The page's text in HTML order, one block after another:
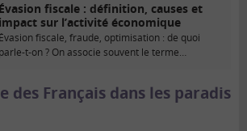
Évasion fiscale : définition, causes et
impact sur l’activité économique
Évasion fiscale, fraude, optimisation : de quoi
parle-t-on ? On associe souvent le terme
des Français dans les paradis